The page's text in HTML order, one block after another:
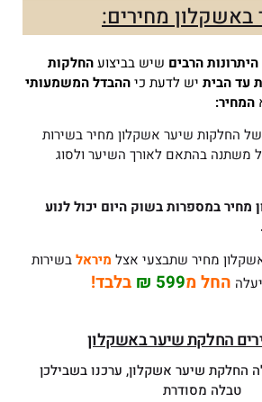
מחירים:
היתרונות הרבים שיש בביצועהחלקות
עד הבית יש לדעת כיההבדל המשמעותי
המחיר:
של החלקות שיער אשקלון מחיר בשירות
משתנה בהתאם לאורך השיער ולסוג
מחיר במספרות בשוק היום יכול לנוע
מחיר שתבצעי אצל מיראלבשירות
החל מ599 ₪ בלבד!
החלקת שיער באשקלון
החלקת שיער אשקלון, ערכנו בשבילכן
טבלה מסודרת